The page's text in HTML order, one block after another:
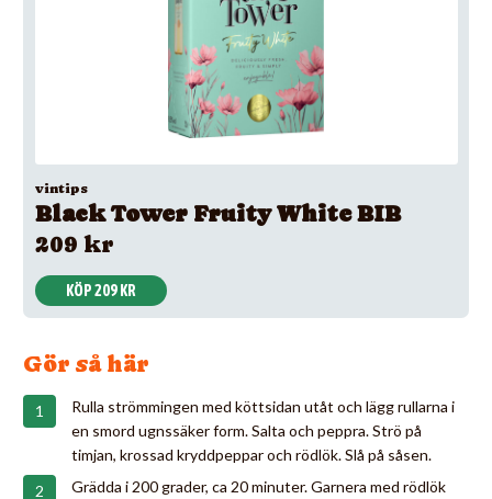
vintips
Black Tower Fruity White BIB
209 kr
KÖP 209 KR
Gör så här
Rulla strömmingen med köttsidan utåt och lägg rullarna i
en smord ugnssäker form. Salta och peppra. Strö på
timjan, krossad kryddpeppar och rödlök. Slå på såsen.
Grädda i 200 grader, ca 20 minuter. Garnera med rödlök